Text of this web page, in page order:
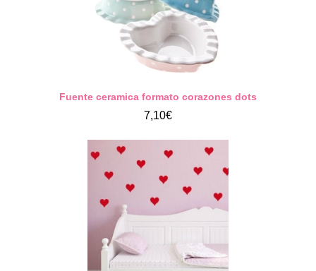
Fuente ceramica formato corazones dots
7,10€